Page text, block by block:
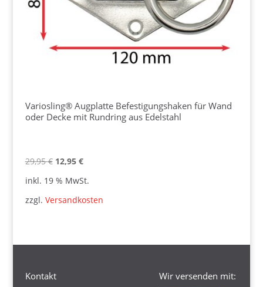
Variosling® Augplatte Befestigungshaken für Wand
oder Decke mit Rundring aus Edelstahl
29,95€ Ursprünglicher
war:
29,95 €
12,95 €Aktueller
ist:
12,95 €.
inkl. 19 % MwSt.
zzgl. Versandkosten
Kontakt
Wir versenden mit: